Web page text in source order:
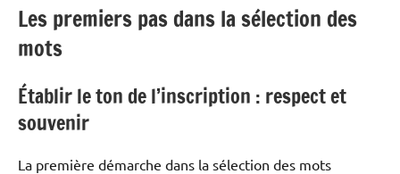
Les premiers pas dans la sélection des
mots
Établir le ton de l’inscription : respect et
souvenir
La première démarche dans la sélection des mots